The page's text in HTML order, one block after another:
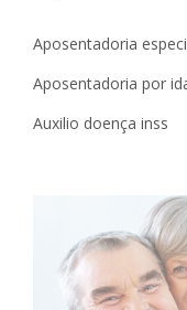
Aposentadoria
Aposentadoria por
Auxilio doença inss